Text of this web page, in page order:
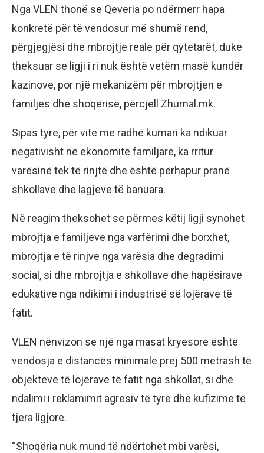
Nga VLEN thonë se Qeveria po ndërmerr hapa
konkretë për të vendosur më shumë rend,
përgjegjësi dhe mbrojtje reale për qytetarët, duke
theksuar se ligji i ri nuk është vetëm masë kundër
kazinove, por një mekanizëm për mbrojtjen e
familjes dhe shoqërisë, përcjell Zhurnal.mk.
Sipas tyre, për vite me radhë kumari ka ndikuar
negativisht në ekonomitë familjare, ka rritur
varësinë tek të rinjtë dhe është përhapur pranë
shkollave dhe lagjeve të banuara.
Në reagim theksohet se përmes këtij ligji synohet
mbrojtja e familjeve nga varfërimi dhe borxhet,
mbrojtja e të rinjve nga varësia dhe degradimi
social, si dhe mbrojtja e shkollave dhe hapësirave
edukative nga ndikimi i industrisë së lojërave të
fatit.
VLEN nënvizon se një nga masat kryesore është
vendosja e distancës minimale prej 500 metrash të
objekteve të lojërave të fatit nga shkollat, si dhe
ndalimi i reklamimit agresiv të tyre dhe kufizime të
tjera ligjore.
“Shoqëria nuk mund të ndërtohet mbi varësi,